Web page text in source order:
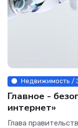
Недвижимость /
Главное -
интернет»
Глава